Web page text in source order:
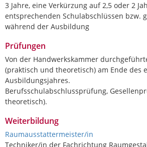
3 Jahre, eine Verkürzung auf 2,5 oder 2
entsprechenden Schulabschlüssen bzw.
während der Ausbildung
Prüfungen
Von der Handwerkskammer
(praktisch und theoretisch) am Ende des
Ausbildungsjahres.
Berufsschulabschlussprüfung,
theoretisch).
Weiterbildung
Raumausstattermeister/in
Techniker/in der Fachrichtung